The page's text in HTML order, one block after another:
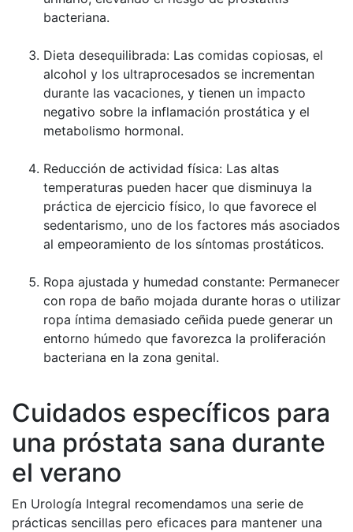
bacteriana.
Dieta desequilibrada: Las comidas copiosas, el
alcohol y los ultraprocesados se incrementan
durante las vacaciones, y tienen un impacto
negativo sobre la inflamación prostática y el
metabolismo hormonal.
Reducción de actividad física: Las altas
temperaturas pueden hacer que disminuya la
práctica de ejercicio físico, lo que favorece el
sedentarismo, uno de los factores más asociados
al empeoramiento de los síntomas prostáticos.
Ropa ajustada y humedad constante: Permanecer
con ropa de baño mojada durante horas o utilizar
ropa íntima demasiado ceñida puede generar un
entorno húmedo que favorezca la proliferación
bacteriana en la zona genital.
Cuidados específicos para
una próstata sana durante
el verano
En Urología Integral recomendamos una serie de
prácticas sencillas pero eficaces para mantener una